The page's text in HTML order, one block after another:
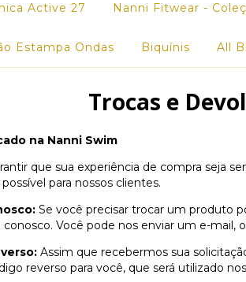
Active 27 Nanni Fitwear -
Estampa Ondas Biquínis All
Trocas e
na Nanni Swim
que sua experiência de compra seja
para nossos clientes.
Se você precisar trocar um produto
Você pode nos enviar um e-mail,
Assim que recebermos sua
reverso para você, que será utilizado